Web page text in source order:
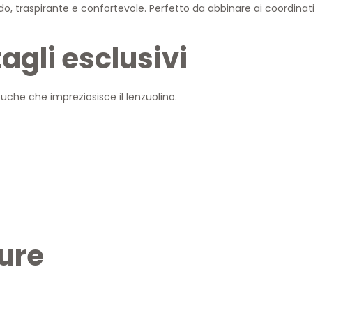
traspirante e confortevole. Perfetto da abbinare ai coordinati
esclusivi
che impreziosisce il lenzuolino.